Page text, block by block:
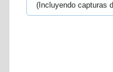
(Incluyendo capturas